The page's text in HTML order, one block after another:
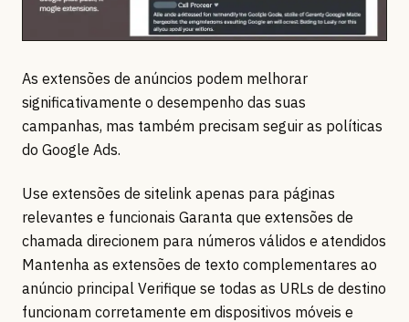
As extensões de anúncios podem melhorar
significativamente o desempenho das suas
campanhas, mas também precisam seguir as políticas
do Google Ads.
Use extensões de sitelink apenas para páginas
relevantes e funcionais Garanta que extensões de
chamada direcionem para números válidos e atendidos
Mantenha as extensões de texto complementares ao
anúncio principal Verifique se todas as URLs de destino
funcionam corretamente em dispositivos móveis e